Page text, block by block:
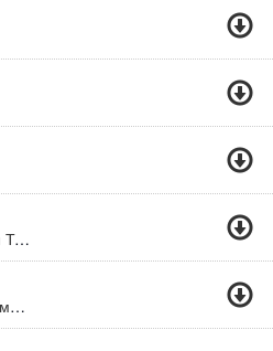
Девочка Между Нами Тик Ток (2020)
А Помниш Как Она Смеётся